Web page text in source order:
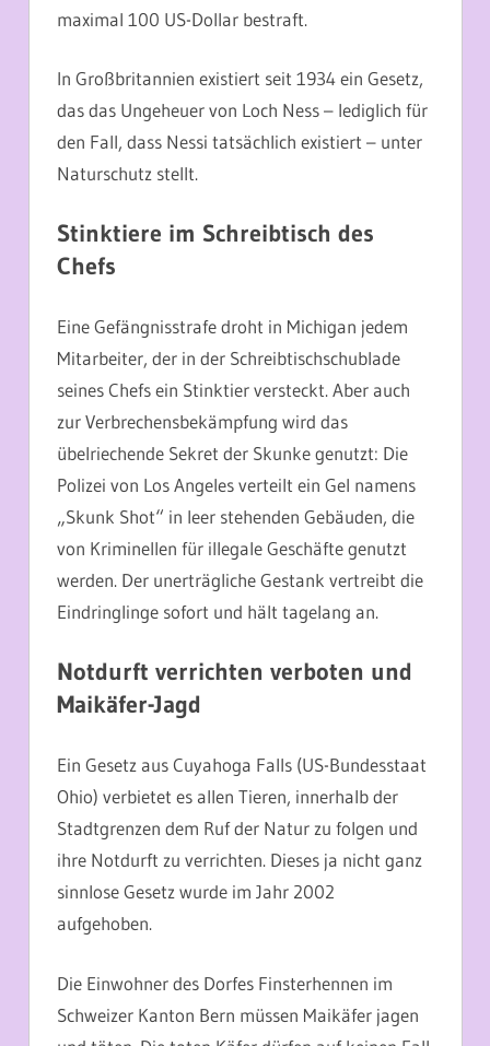
maximal 100 US-Dollar bestraft.
In Großbritannien existiert seit 1934 ein Gesetz,
das das Ungeheuer von Loch Ness – lediglich für
den Fall, dass Nessi tatsächlich existiert – unter
Naturschutz stellt.
Stinktiere im Schreibtisch des
Chefs
Eine Gefängnisstrafe droht in Michigan jedem
Mitarbeiter, der in der Schreibtischschublade
seines Chefs ein Stinktier versteckt. Aber auch
zur Verbrechensbekämpfung wird das
übelriechende Sekret der Skunke genutzt: Die
Polizei von Los Angeles verteilt ein Gel namens
„Skunk Shot“ in leer stehenden Gebäuden, die
von Kriminellen für illegale Geschäfte genutzt
werden. Der unerträgliche Gestank vertreibt die
Eindringlinge sofort und hält tagelang an.
Notdurft verrichten verboten und
Maikäfer-Jagd
Ein Gesetz aus Cuyahoga Falls (US-Bundesstaat
Ohio) verbietet es allen Tieren, innerhalb der
Stadtgrenzen dem Ruf der Natur zu folgen und
ihre Notdurft zu verrichten. Dieses ja nicht ganz
sinnlose Gesetz wurde im Jahr 2002
aufgehoben.
Die Einwohner des Dorfes Finsterhennen im
Schweizer Kanton Bern müssen Maikäfer jagen